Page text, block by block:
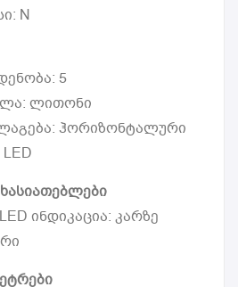
N
5
ლითონი
ჰორიზონტალური
ინდიკაცია: კარზე